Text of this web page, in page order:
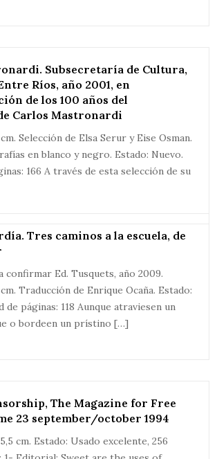
Subsecretaría de Cultura,
Ríos, año 2001, en
de los 100 años del
Carlos Mastronardi
Selección de Elsa Serur y Eise Osman.
en blanco y negro. Estado: Nuevo.
166 A través de esta selección de su
Tres caminos a la escuela, de
confirmar Ed. Tusquets, año 2009.
Traducción de Enrique Ocaña. Estado:
de páginas: 118 Aunque atraviesen un
o bordeen un prístino […]
The Magazine for Free
23 september/october 1994
cm. Estado: Usado excelente, 256